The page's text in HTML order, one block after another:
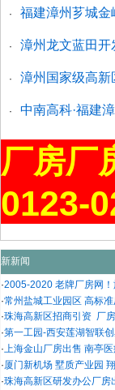
· 福建漳州芗城金
· 漳州龙文蓝田开
· 漳州国家级高新
· 中南高科·福建
厂房厂
0123-
新新闻
·2005-2020 老牌厂房网
·常州盐城工业园区 高标
·珠海高新区招商引资 厂
·第一工园-西安莲湖智联
·上海金山厂房出售 南亭
·厦门新机场 墅质产业园
·珠海高新区研发办公厂房